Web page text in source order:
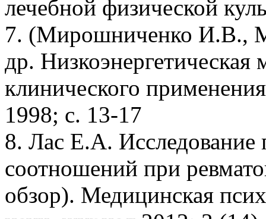
лечебной физической
7. (Мирошниченко И.В.,
др. Низкоэнергетическая
клинического
1998; с. 13-17
8. Лас E.A. Исследование
соотношений при
обзор). Медицинская